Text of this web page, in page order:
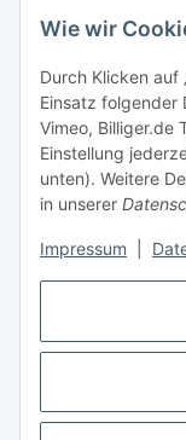
Wie wir
Durch Klicken auf
Einsatz folgender
Vimeo, Billiger.de
Einstellung
unten). Weitere
in unserer
Impressum
Beliebte Kategorien
* Alle Preise inkl.